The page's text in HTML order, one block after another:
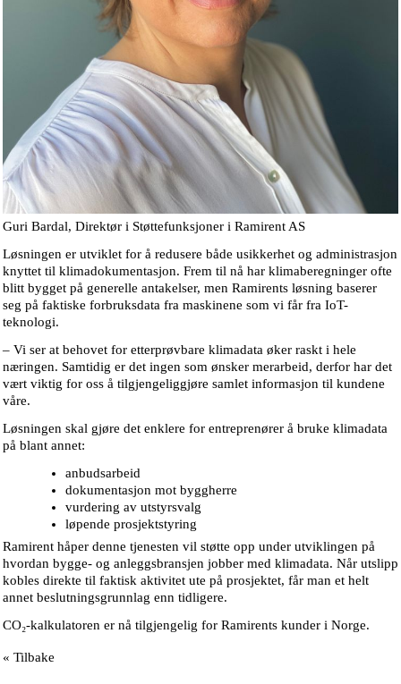
Guri Bardal, Direktør i Støttefunksjoner i Ramirent AS
Løsningen er utviklet for å redusere både usikkerhet og administrasjon
knyttet til klimadokumentasjon. Frem til nå har klimaberegninger ofte
blitt bygget på generelle antakelser, men Ramirents løsning baserer
seg på faktiske forbruksdata fra maskinene som vi får fra IoT-
teknologi.
– Vi ser at behovet for etterprøvbare klimadata øker raskt i hele
næringen. Samtidig er det ingen som ønsker merarbeid, derfor har det
vært viktig for oss å tilgjengeliggjøre samlet informasjon til kundene
våre.
Løsningen skal gjøre det enklere for entreprenører å bruke klimadata
på blant annet:
anbudsarbeid
dokumentasjon mot byggherre
vurdering av utstyrsvalg
løpende prosjektstyring
Ramirent håper denne tjenesten vil støtte opp under utviklingen på
hvordan bygge- og anleggsbransjen jobber med klimadata. Når utslipp
kobles direkte til faktisk aktivitet ute på prosjektet, får man et helt
annet beslutningsgrunnlag enn tidligere.
CO₂-kalkulatoren er nå tilgjengelig for Ramirents kunder i Norge.
« Tilbake